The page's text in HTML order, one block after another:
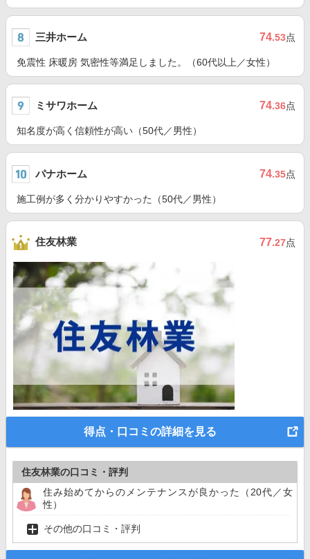
三井ホーム 74.53点
免震性 床暖房 気密性等満足しました。（60代以上／女性）
ミサワホーム 74.36点
知名度が高く信頼性が高い（50代／男性）
パナホーム 74.35点
施工例が多く分かりやすかった（50代／男性）
住友林業 77.27点
得点・口コミの詳細を見る
住友林業の口コミ・評判
住み始めてからのメンテナンスが良かった（20代／女
性）
その他の口コミ・評判